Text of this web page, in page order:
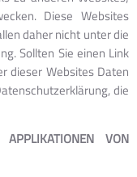
Diese Websites
daher nicht unter die
Sollten Sie einen Link
dieser Websites Daten
die
VON